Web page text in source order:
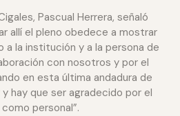
Pascual Herrera, señaló
allí el pleno obedece a mostrar
a la institución y a la persona de
con nosotros y por el
en esta última andadura de
hay que ser agradecido por el
personal”.